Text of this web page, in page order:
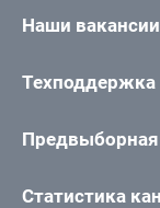
Наши вакансии
Техподдержка
Предвыборная
Статистика